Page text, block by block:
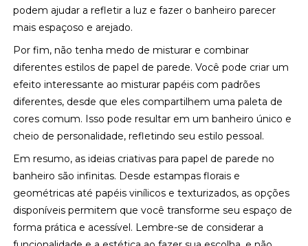
podem ajudar a refletir a luz e fazer o banheiro parecer
mais espaçoso e arejado.
Por fim, não tenha medo de misturar e combinar
diferentes estilos de papel de parede. Você pode criar um
efeito interessante ao misturar papéis com padrões
diferentes, desde que eles compartilhem uma paleta de
cores comum. Isso pode resultar em um banheiro único e
cheio de personalidade, refletindo seu estilo pessoal.
Em resumo, as ideias criativas para papel de parede no
banheiro são infinitas. Desde estampas florais e
geométricas até papéis vinílicos e texturizados, as opções
disponíveis permitem que você transforme seu espaço de
forma prática e acessível. Lembre-se de considerar a